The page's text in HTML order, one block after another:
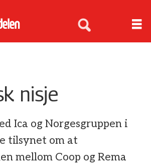
nisje
Ica og Norgesgruppen i
tilsynet om at
mellom Coop og Rema